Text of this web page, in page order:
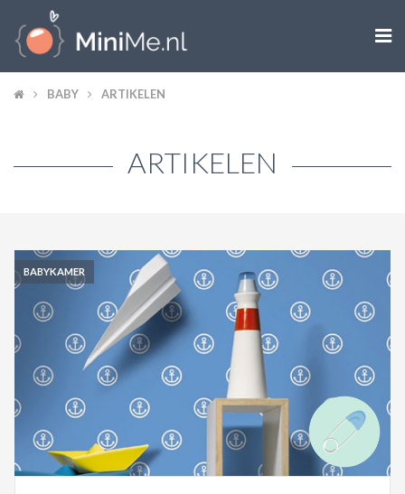

ZWANGER WORDEN
KIND
LIFESTYLE
DOEN MET KINDEREN
SHOPS
ACTIES & KORTING
BABY ARTIKELEN
ARTIKELEN
BABYKAMER